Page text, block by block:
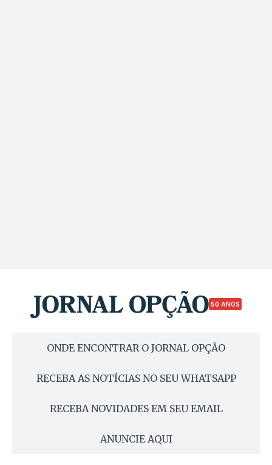
50 ANOS
ONDE ENCONTRAR O JORNAL OPÇÃO
RECEBA AS NOTÍCIAS NO SEU WHATSAPP
RECEBA NOVIDADES EM SEU EMAIL
ANUNCIE AQUI